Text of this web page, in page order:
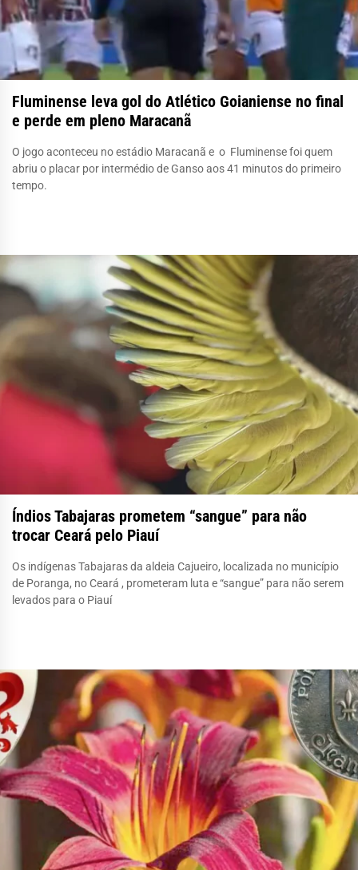
Fluminense leva gol do Atlético Goianiense no final
e perde em pleno Maracanã
O jogo aconteceu no estádio Maracanã e o Fluminense foi quem
abriu o placar por intermédio de Ganso aos 41 minutos do primeiro
tempo.
Índios Tabajaras prometem “sangue” para não
trocar Ceará pelo Piauí
Os indígenas Tabajaras da aldeia Cajueiro, localizada no município
de Poranga, no Ceará , prometeram luta e “sangue” para não serem
levados para o Piauí